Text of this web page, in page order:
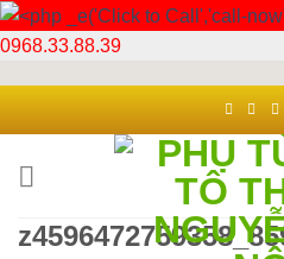
0968.33.88.39
dung